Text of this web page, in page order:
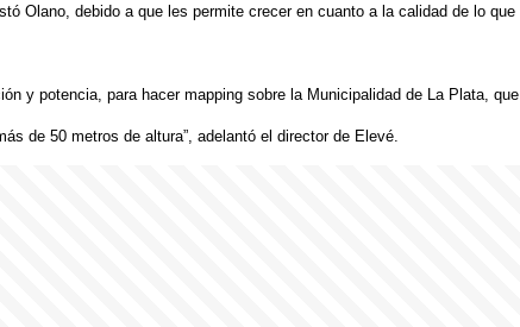
Olano, debido a que les permite crecer en cuanto a la calidad de lo que
y potencia, para hacer mapping sobre la Municipalidad de La Plata, que
de 50 metros de altura”, adelantó el director de Elevé.